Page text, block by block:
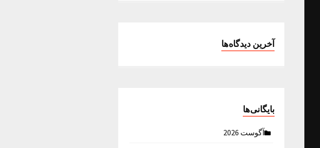
آخرین دیدگاه‌ها
بایگانی‌ها
آگوست 2026